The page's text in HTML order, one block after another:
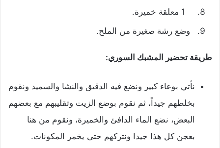
وضع رشة صغيرة من الملح.
طريقة تحضير المشبك السوري:
نأتي بوعاء كبير ونضع فيه الدقيق والنشا والسميد ونقوم
بخلطهم جيداً، ثم نقوم بوضع الزيت وتقليبهم مع بعضهم
البعض، نضع الماء الدافئ والخميرة، ونقوم من هنا
بعجن كل هذا جيدا ونتركهم حتى يخمر المكونات.